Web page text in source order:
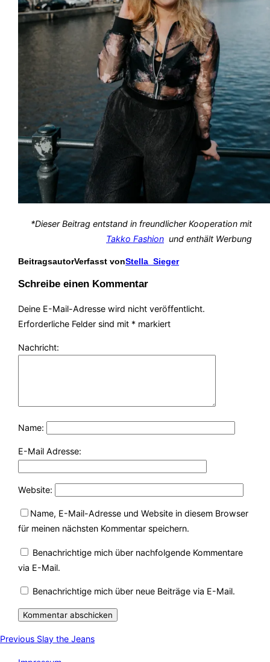
*Dieser Beitrag entstand in freundlicher Kooperation mit
Takko Fashion und enthält Werbung
BeitragsautorVerfasst vonStella_Sieger
Schreibe einen Kommentar
Deine E-Mail-Adresse wird nicht veröffentlicht.
Erforderliche Felder sind mit * markiert
Nachricht:
Name:
E-Mail Adresse:
Website:
Name, E-Mail-Adresse und Website in diesem Browser
für meinen nächsten Kommentar speichern.
Benachrichtige mich über nachfolgende Kommentare
via E-Mail.
Benachrichtige mich über neue Beiträge via E-Mail.
Beitragsnavigation
Previous
Previous Slay the Jeans